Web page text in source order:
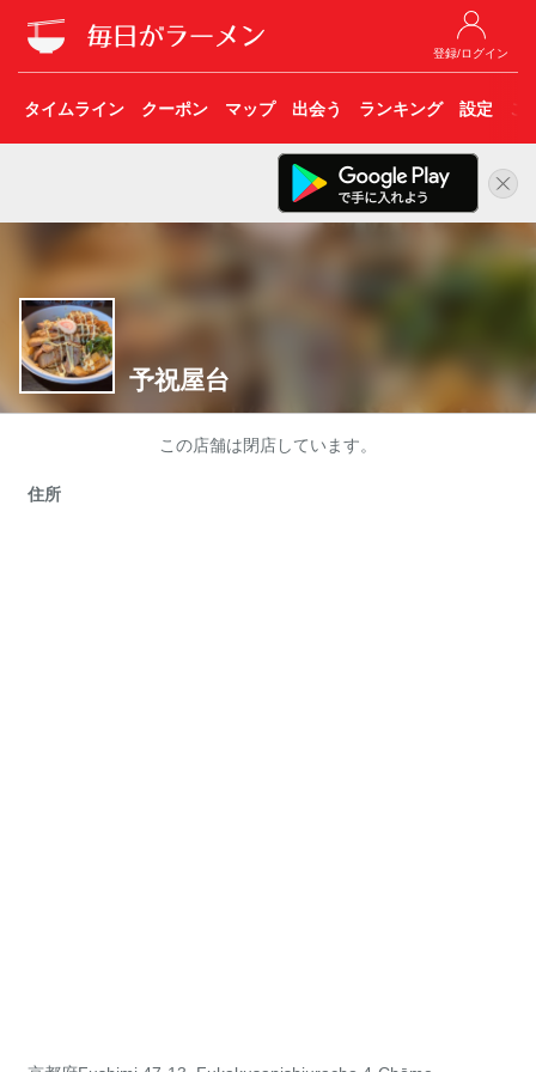
登録/ログイン
タイムライン クーポン マップ 出会う ランキング 設定 こ
予祝屋台
この店舗は閉店しています。
住所